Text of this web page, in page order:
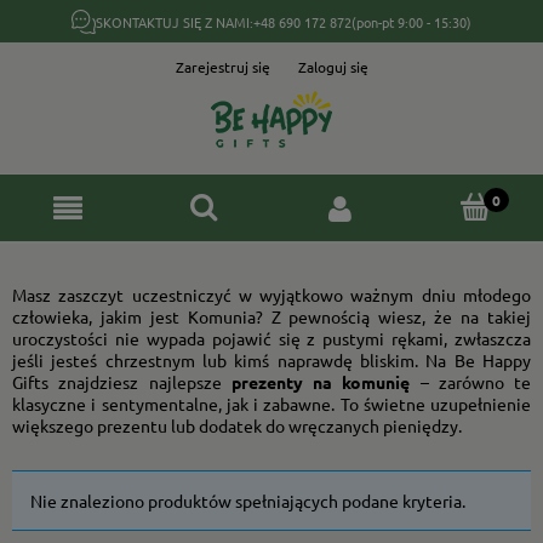
SKONTAKTUJ SIĘ Z NAMI:+48 690 172 872(pon-pt 9:00 - 15:30)
Zarejestruj się Zaloguj się
Masz zaszczyt uczestniczyć w wyjątkowo ważnym dniu młodego
człowieka, jakim jest Komunia? Z pewnością wiesz, że na takiej
uroczystości nie wypada pojawić się z pustymi rękami, zwłaszcza
jeśli jesteś chrzestnym lub kimś naprawdę bliskim. Na Be Happy
Gifts znajdziesz najlepsze prezenty na komunię – zarówno te
klasyczne i sentymentalne, jak i zabawne. To świetne uzupełnienie
większego prezentu lub dodatek do wręczanych pieniędzy.
Nie znaleziono produktów spełniających podane kryteria.